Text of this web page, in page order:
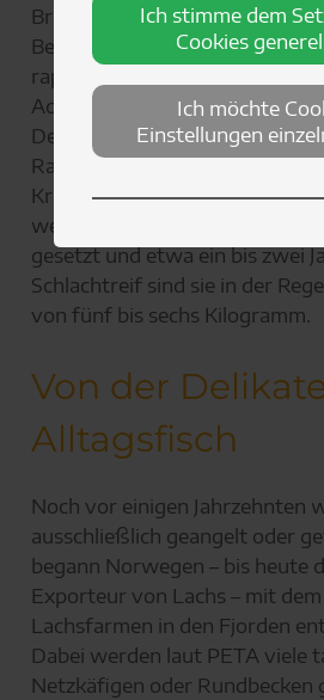
Bruchteil aller Lachse frei in der
Bestand durch Überfischung
rapide gesunken ist. Die
Aquakulturen ihr Dasein, wo
Deutsche Tierschutzbund e.V.
Raum eingepfercht und
Krankheiten ausgesetzt sind.
werden nach einigen Monaten
gesetzt und etwa ein bis zwei
Schlachtreif sind sie in der
von fünf bis sechs Kilogramm.
Von der
Alltagsfisch
Noch vor einigen Jahrzehnten
ausschließlich geangelt oder
begann Norwegen – bis
Exporteur von Lachs – mit
Lachsfarmen in den Fjorden
Dabei werden laut PETA viele
Netzkäfigen oder Rundbecken
Ich stimme dem
Cookies
Ich möchte
Einstellungen